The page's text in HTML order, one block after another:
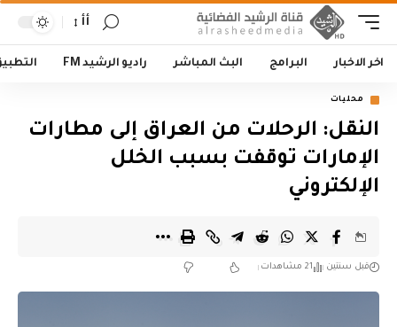
أأ
اخر الاخبار البرامج البث المباشر راديو الرشيد FM
محليات
النقل: الرحلات من العراق إلى مطارات
الإمارات توقفت بسبب الخلل
الإلكتروني
قبل سنتين 21 مشاهدات